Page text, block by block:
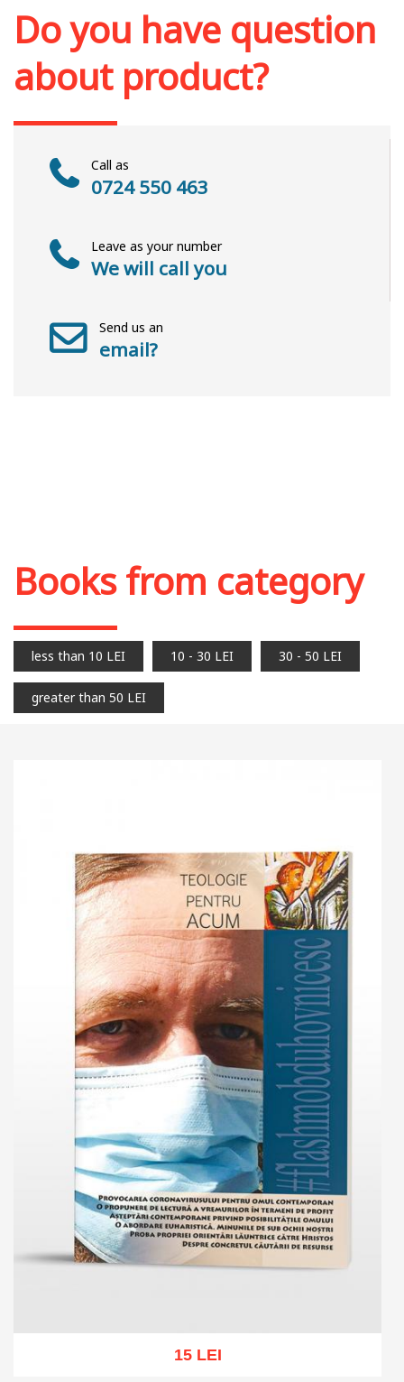
Do you have question
about product?
Call as
0724 550 463
Leave as your number
We will call you
Send us an
email?
Books from category
less than 10 LEI 10 - 30 LEI 30 - 50 LEI
greater than 50 LEI
15 LEI